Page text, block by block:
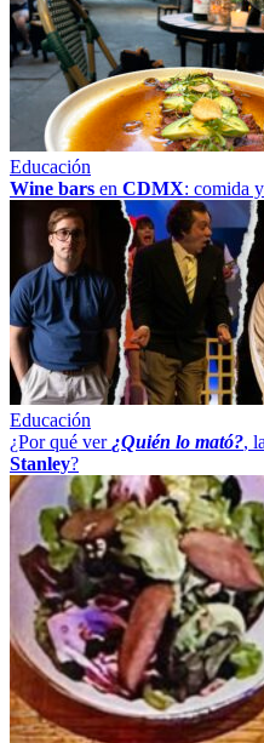
Educación
Wine bars en CDMX: comida
Educación
¿Por qué ver ¿Quién lo mató?,
Stanley?